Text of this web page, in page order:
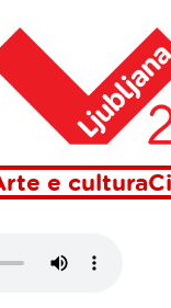
e cultura